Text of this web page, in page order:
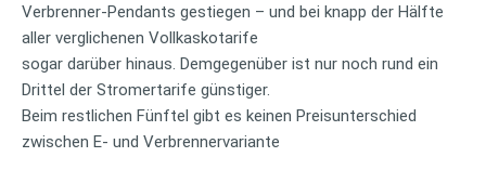
Verbrenner-Pendants gestiegen – und bei knapp der Hälfte
aller verglichenen Vollkaskotarife
sogar darüber hinaus. Demgegenüber ist nur noch rund ein
Drittel der Stromertarife günstiger.
Beim restlichen Fünftel gibt es keinen Preisunterschied
zwischen E- und Verbrennervariante